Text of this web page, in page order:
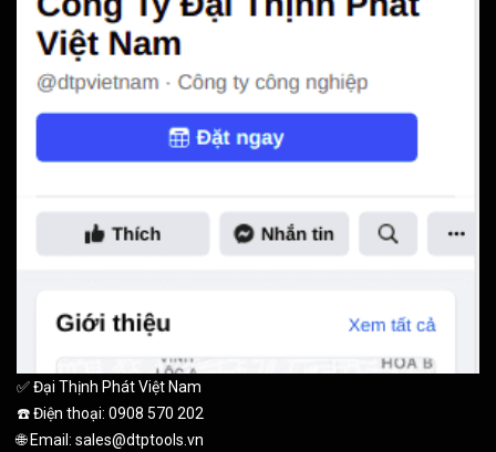
✅ Đại Thịnh Phát Việt Nam
☎️ Điện thoại: 0908 570 202
🌐 Email: sales@dtptools.vn